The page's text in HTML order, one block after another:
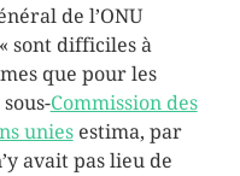
de l’ONU
sont difficiles à
que pour les
Commission des
uniesestima, par
avait pas lieu de